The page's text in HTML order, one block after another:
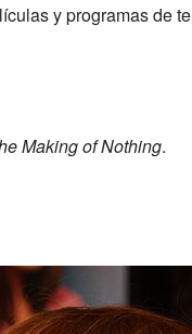
y programas de
Making of Nothing.